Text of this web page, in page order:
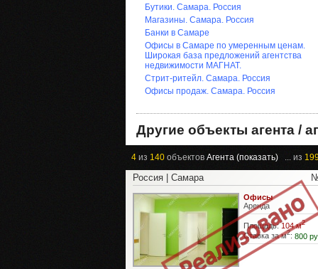
Бутики. Самара. Россия
Магазины. Самара. Россия
Банки в Самаре
Офисы в Самаре по умеренным ценам.
Широкая база предложений агентства
недвижимости МАГНАТ.
Стрит-ритейл. Самара. Россия
Офисы продаж. Самара. Россия
Другие объекты агента /
4 из 140 объектов Агента (показать) ... из
Россия | Самара
Офисы
Аренда
Площадь:104 м2
Ставка за м2: 800